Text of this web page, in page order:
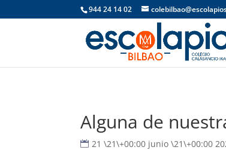
944 24 14 02
Alguna de
21 \21\+00:00 junio \21\+00:00